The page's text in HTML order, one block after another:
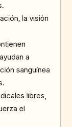
la visión
a
sanguínea
libres,
el